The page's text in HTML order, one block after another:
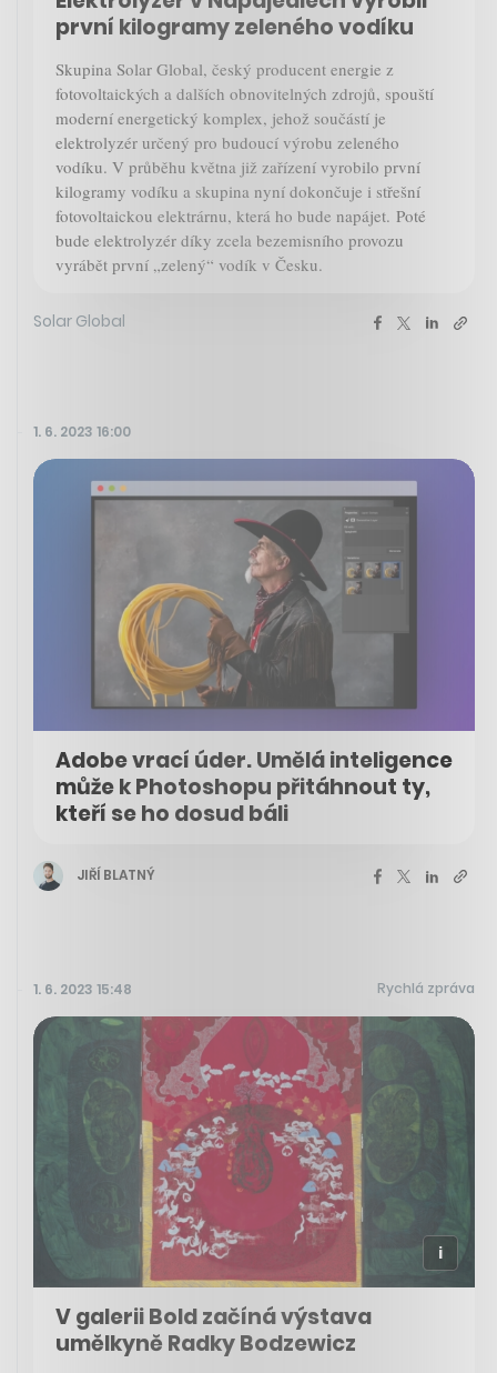
první kilogramy zeleného vodíku
Skupina Solar Global, český producent energie z
fotovoltaických a dalších obnovitelných zdrojů, spouští
moderní energetický komplex, jehož součástí je
elektrolyzér určený pro budoucí výrobu zeleného
vodíku. V průběhu května již zařízení vyrobilo první
kilogramy vodíku a skupina nyní dokončuje i střešní
fotovoltaickou elektrárnu, která ho bude napájet. Poté
bude elektrolyzér díky zcela bezemisního provozu
vyrábět první „zelený“ vodík v Česku.
Solar Global
1. 6. 2023 16:00
Adobe vrací úder. Umělá inteligence
může k Photoshopu přitáhnout ty,
kteří se ho dosud báli
JIŘÍ BLATNÝ
1. 6. 2023 15:48 Rychlá zpráva
V galerii Bold začíná výstava
umělkyně Radky Bodzewicz